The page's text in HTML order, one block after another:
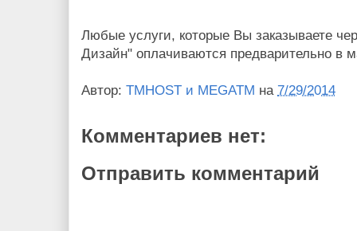
Любые услуги, которые Вы заказываете
Дизайн" оплачиваются предварительно в
Автор: TMHOST и MEGATM на 7/29/2014
Комментариев нет:
Отправить комментарий